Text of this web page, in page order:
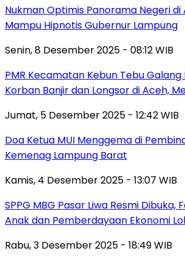
Nukman Optimis Panorama Negeri di
Mampu Hipnotis Gubernur Lampung
Senin, 8 Desember 2025 - 08:12 WIB
PMR Kecamatan Kebun Tebu
Korban Banjir dan Longsor di Aceh,
Jumat, 5 Desember 2025 - 12:42 WIB
Doa Ketua MUI Menggema di
Kemenag Lampung Barat
Kamis, 4 Desember 2025 - 13:07 WIB
SPPG MBG Pasar Liwa Resmi Dibuka,
Anak dan Pemberdayaan Ekonomi
Rabu, 3 Desember 2025 - 18:49 WIB